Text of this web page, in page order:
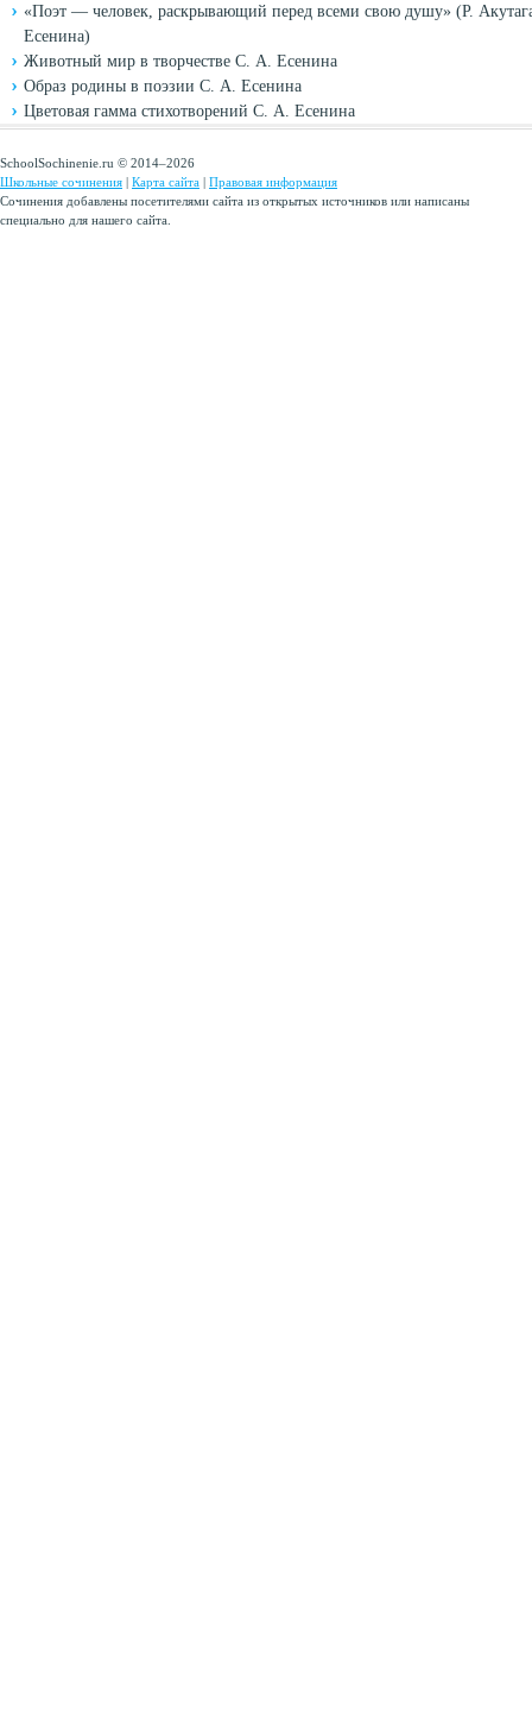
«Поэт — человек, раскрывающий перед всеми свою душу» (Р.
Есенина)
Животный мир в творчестве С. А. Есенина
Образ родины в поэзии С. А. Есенина
Цветовая гамма стихотворений С. А. Есенина
SchoolSochinenie.ru © 2014–2026
Школьные сочинения | Карта сайта | Правовая информация
Сочинения добавлены посетителями сайта из открытых источников или написаны
специально для нашего сайта.